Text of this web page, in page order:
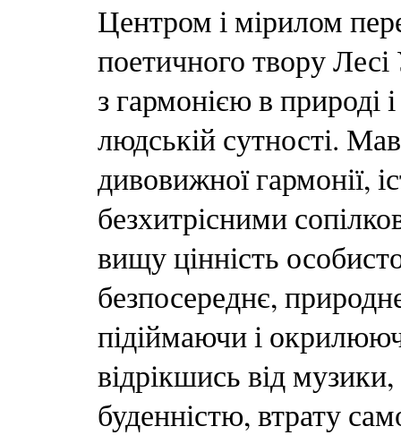
Центром і мірилом
поетичного твору Лесі
з гармонією в природі
людській сутності.
дивовижної гармонії,
безхитрісними
вищу цінність
безпосереднє,
підіймаючи і
відрікшись від
буденністю, втрату